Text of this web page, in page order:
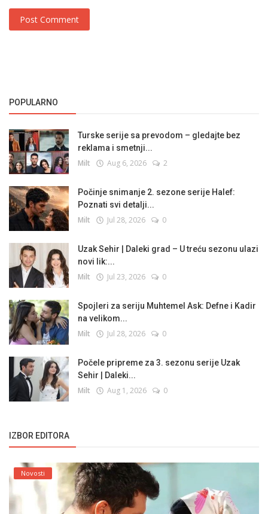
Post Comment
POPULARNO
Turske serije sa prevodom – gledajte bez
reklama i smetnji...
Milt Aug 6, 2026 2
Počinje snimanje 2. sezone serije Halef:
Poznati svi detalji...
Milt Jul 28, 2026 0
Uzak Sehir | Daleki grad – U treću sezonu ulazi
novi lik:...
Milt Jul 23, 2026 0
Spojleri za seriju Muhtemel Ask: Defne i Kadir
na velikom...
Milt Jul 28, 2026 0
Počele pripreme za 3. sezonu serije Uzak
Sehir | Daleki...
Milt Aug 1, 2026 0
IZBOR EDITORA
Novosti